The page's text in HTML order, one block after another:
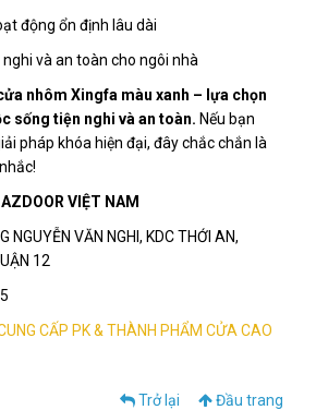
động ổn định lâu dài
và an toàn cho ngôi nhà
nhôm Xingfa màu xanh – lựa chọn
sống tiện nghi và an toàn. Nếu bạn
pháp khóa hiện đại, đây chắc chắn là
VIỆT NAM
VĂN NGHI, KDC THỚI AN,
12
CẤP PK & THÀNH PHẨM CỬA CAO
Trở lại Đầu trang